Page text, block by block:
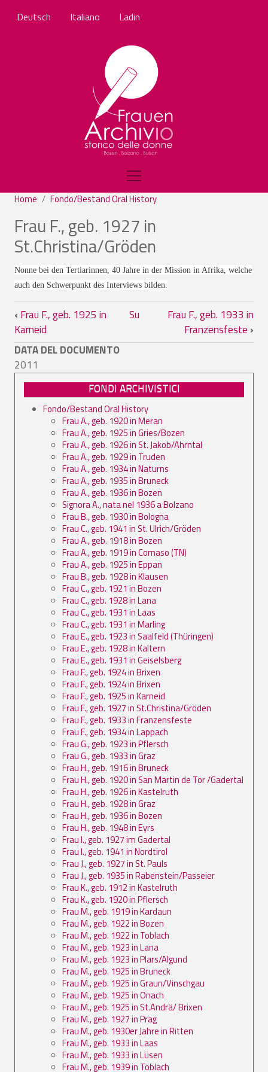
Deutsch Italiano Ladin
Home Fondo/Bestand Oral History
Frau F., geb. 1927 in
St.Christina/Gröden
Nonne bei den Tertiarinnen, 40 Jahre in der Mission in Afrika, welche
auch den Schwerpunkt des Interviews bilden.
Link di attraversamento del book per
‹ Frau F., geb. 1925 in
Karneid
Su
Frau F., geb. 1933 in
Franzensfeste ›
DATA DEL DOCUMENTO
2011
FONDI ARCHIVISTICI
Fondo/Bestand Oral History
Frau A., geb. 1920 in Meran
Frau A., geb. 1925 in Gries/Bozen
Frau A., geb. 1926 in St. Jakob/Ahrntal
Frau A., geb. 1929 in Truden
Frau A., geb. 1934 in Naturns
Frau A., geb. 1935 in Bruneck
Frau A., geb. 1936 in Bozen
Signora A., nata nel 1936 a Bolzano
Frau B., geb. 1930 in Bologna
Frau C., geb. 1941 in St. Ulrich/Gröden
Frau A., geb. 1918 in Bozen
Frau A., geb. 1919 in Comaso (TN)
Frau A., geb. 1925 in Eppan
Frau B., geb. 1928 in Klausen
Frau C., geb. 1921 in Bozen
Frau C., geb. 1928 in Lana
Frau C., geb. 1931 in Laas
Frau C., geb. 1931 in Marling
Frau E., geb. 1923 in Saalfeld (Thüringen)
Frau E., geb. 1928 in Kaltern
Frau E., geb. 1931 in Geiselsberg
Frau F., geb. 1924 in Brixen
Frau F., geb. 1924 in Brixen
Frau F., geb. 1925 in Karneid
Frau F., geb. 1927 in St.Christina/Gröden
Frau F., geb. 1933 in Franzensfeste
Frau F., geb. 1934 in Lappach
Frau G., geb. 1923 in Pflersch
Frau G., geb. 1933 in Graz
Frau H., geb. 1916 in Bruneck
Frau H., geb. 1920 in San Martin de Tor /Gadertal
Frau H., geb. 1926 in Kastelruth
Frau H., geb. 1928 in Graz
Frau H., geb. 1936 in Bozen
Frau H., geb. 1948 in Eyrs
Frau I., geb. 1927 im Gadertal
Frau I., geb. 1941 in Nordtirol
Frau J., geb. 1927 in St. Pauls
Frau J., geb. 1935 in Rabenstein/Passeier
Frau K., geb. 1912 in Kastelruth
Frau K., geb. 1920 in Pflersch
Frau M., geb. 1919 in Kardaun
Frau M., geb. 1922 in Bozen
Frau M., geb. 1922 in Toblach
Frau M., geb. 1923 in Lana
Frau M., geb. 1923 in Plars/Algund
Frau M., geb. 1925 in Bruneck
Frau M., geb. 1925 in Graun/Vinschgau
Frau M., geb. 1925 in Onach
Frau M., geb. 1925 in St.Andrä/ Brixen
Frau M., geb. 1927 in Prag
Frau M., geb. 1930er Jahre in Ritten
Frau M., geb. 1933 in Laas
Frau M., geb. 1933 in Lüsen
Frau M., geb. 1939 in Toblach